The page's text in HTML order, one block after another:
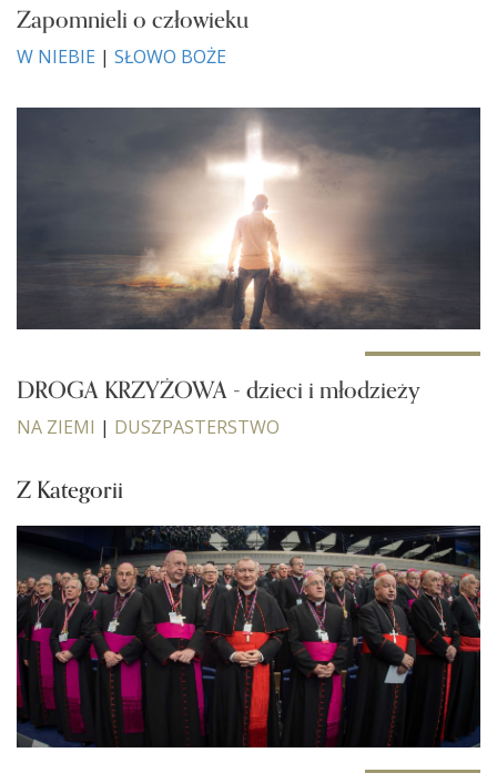
Zapomnieli o człowieku
W NIEBIE | SŁOWO BOŻE
DROGA KRZYŻOWA - dzieci i młodzieży
NA ZIEMI | DUSZPASTERSTWO
Z Kategorii